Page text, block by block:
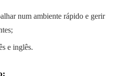
num ambiente rápido e gerir
e inglês.